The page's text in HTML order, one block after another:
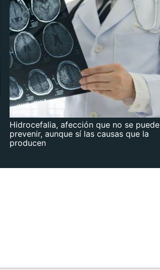
Hidrocefalia, afección que no se puede
prevenir, aunque sí las causas que la
producen